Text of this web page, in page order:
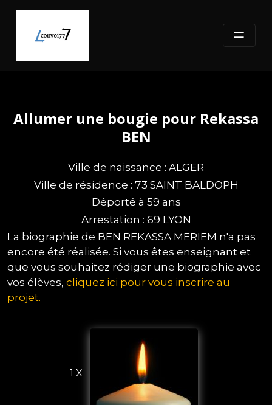
content
Allumer une bougie pour Rekassa
BEN
Ville de naissance : ALGER
Ville de résidence : 73 SAINT BALDOPH
Déporté à 59 ans
Arrestation : 69 LYON
La biographie de BEN REKASSA MERIEM n'a pas
encore été réalisée. Si vous êtes enseignant et
que vous souhaitez rédiger une biographie avec
vos élèves, cliquez ici pour vous inscrire au
projet.
1 X